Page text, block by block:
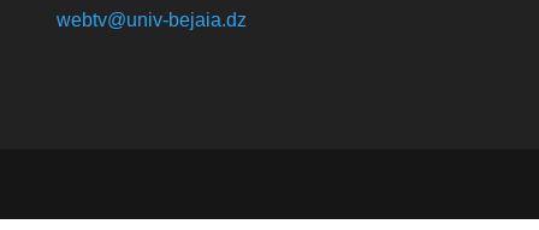
webtv@univ-bejaia.dz